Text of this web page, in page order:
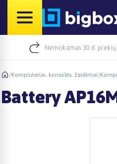
Nemokamas 30 d.
/Kompiuteriai, konsolės, žaidimai/
Battery